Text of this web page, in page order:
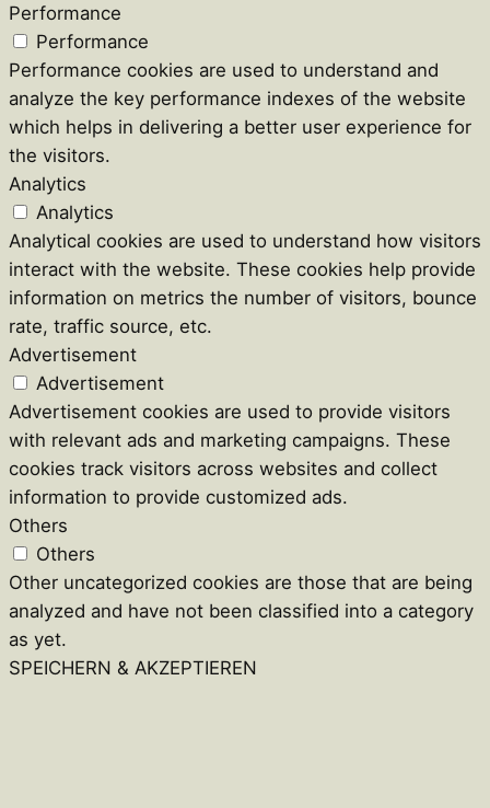
Performance
Performance
Performance cookies are used to understand and
analyze the key performance indexes of the website
which helps in delivering a better user experience for
the visitors.
Analytics
Analytics
Analytical cookies are used to understand how visitors
interact with the website. These cookies help provide
information on metrics the number of visitors, bounce
rate, traffic source, etc.
Advertisement
Advertisement
Advertisement cookies are used to provide visitors
with relevant ads and marketing campaigns. These
cookies track visitors across websites and collect
information to provide customized ads.
Others
Others
Other uncategorized cookies are those that are being
analyzed and have not been classified into a category
as yet.
SPEICHERN & AKZEPTIEREN